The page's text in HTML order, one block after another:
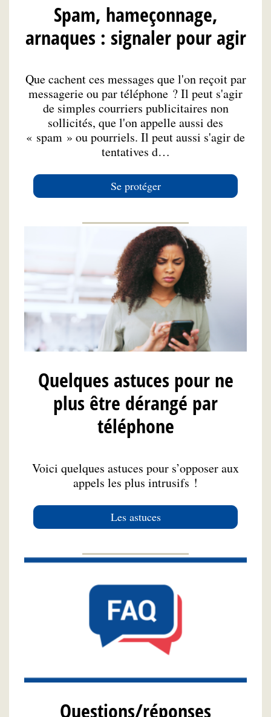
Spam, hameçonnage,
arnaques : signaler pour agir
Que cachent ces messages que l'on reçoit par
messagerie ou par téléphone ? Il peut s'agir
de simples courriers publicitaires non
sollicités, que l'on appelle aussi des
« spam » ou pourriels. Il peut aussi s'agir de
tentatives d…
Se protéger
Quelques astuces pour ne
plus être dérangé par
téléphone
Voici quelques astuces pour s’opposer aux
appels les plus intrusifs !
Les astuces
Questions/réponses